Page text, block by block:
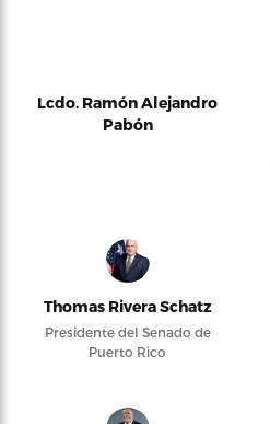
Lcdo. Ramón Alejandro
Pabón
Thomas Rivera Schatz
Presidente del Senado de
Puerto Rico